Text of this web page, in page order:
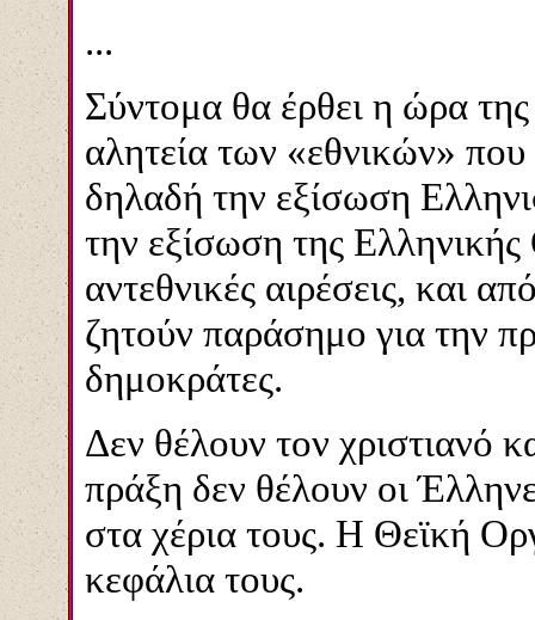
...
Σύντομα θα έρθει η ώρα
αλητεία των «εθνικών» που
δηλαδή την εξίσωση
την εξίσωση της Ελληνικής
αντεθνικές αιρέσεις, και
ζητούν παράσημο για την
δημοκράτες.
Δεν θέλουν τον χριστιανό
πράξη δεν θέλουν οι
στα χέρια τους. Η Θεϊκή
κεφάλια τους.